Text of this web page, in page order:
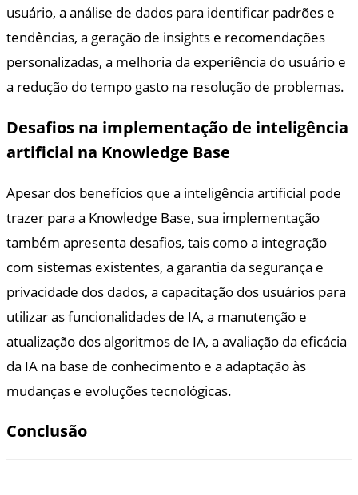
usuário, a análise de dados para identificar padrões e
tendências, a geração de insights e recomendações
personalizadas, a melhoria da experiência do usuário e
a redução do tempo gasto na resolução de problemas.
Desafios na implementação de inteligência
artificial na Knowledge Base
Apesar dos benefícios que a inteligência artificial pode
trazer para a Knowledge Base, sua implementação
também apresenta desafios, tais como a integração
com sistemas existentes, a garantia da segurança e
privacidade dos dados, a capacitação dos usuários para
utilizar as funcionalidades de IA, a manutenção e
atualização dos algoritmos de IA, a avaliação da eficácia
da IA na base de conhecimento e a adaptação às
mudanças e evoluções tecnológicas.
Conclusão